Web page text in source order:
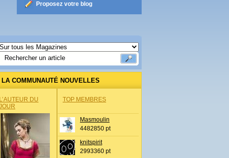
LA COMMUNAUTÉ NOUVELLES
L’AUTEUR DU
TOP MEMBRES
Masmoulin
4482850 pt
knitspirit
2993360 pt
Proposez votre blog